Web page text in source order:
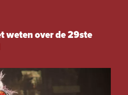
weten over de 29ste